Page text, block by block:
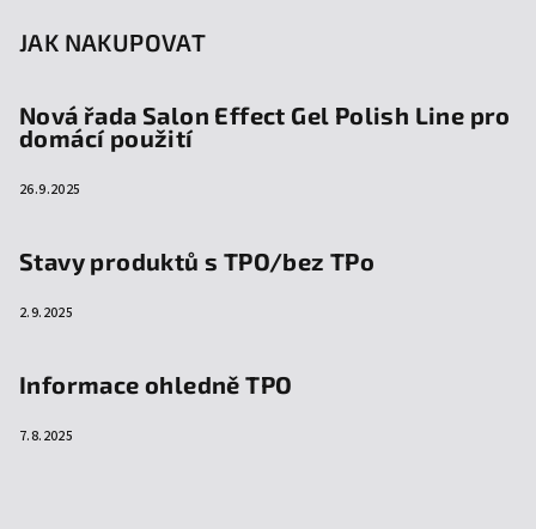
JAK NAKUPOVAT
Nová řada Salon Effect Gel Polish Line pro
domácí použití
26.9.2025
Stavy produktů s TPO/bez TPo
2.9.2025
Informace ohledně TPO
7.8.2025